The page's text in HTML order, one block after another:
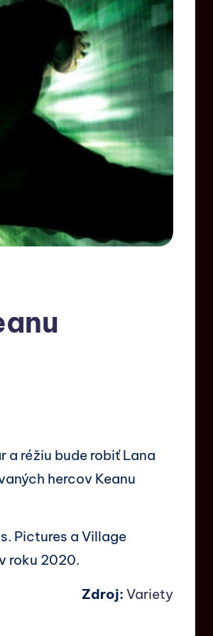
réžiu bude robiť Lana
hercov Keanu
Pictures a Village
roku 2020.
Zdroj: Variety